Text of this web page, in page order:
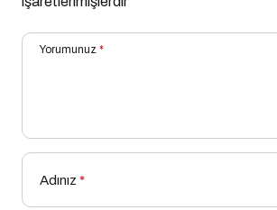
Yorumunuz *
Adınız *